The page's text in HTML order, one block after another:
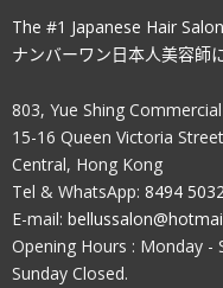
The #1 Japanese Hair
ナンバーワン日本人美容師
803, Yue Shing
15-16 Queen Victoria
Central, Hong Kong
Tel & WhatsApp: 8494
E-mail:
Opening Hours : Monday -
Sunday Closed.